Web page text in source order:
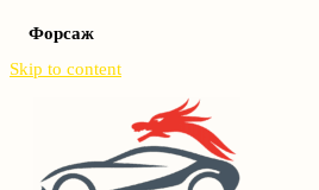
Форсаж
Skip to content